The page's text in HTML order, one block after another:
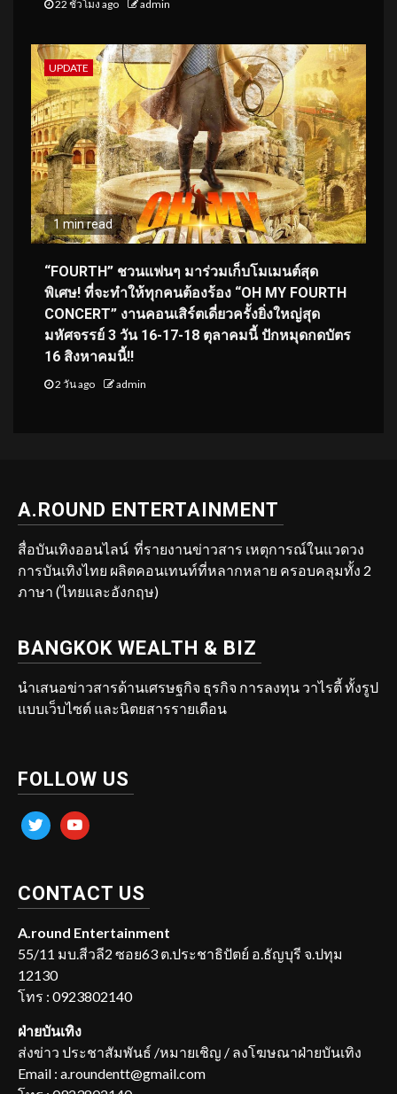
22 ชั่วโมง ago admin
UPDATE
1 min read
“FOURTH” ชวนแฟนๆ มาร่วมเก็บโมเมนต์สุด
พิเศษ! ที่จะทำให้ทุกคนต้องร้อง “OH MY FOURTH
CONCERT” งานคอนเสิร์ตเดี่ยวครั้งยิ่งใหญ่สุด
มหัศจรรย์ 3 วัน 16-17-18 ตุลาคมนี้ ปักหมุดกดบัตร
16 สิงหาคมนี้!!
2 วัน ago admin
A.ROUND ENTERTAINMENT
สื่อบันเทิงออนไลน์ ที่รายงานข่าวสาร เหตุการณ์ในแวดวง
การบันเทิงไทย ผลิตคอนเทนท์ที่หลากหลาย ครอบคลุมทั้ง 2
ภาษา (ไทยและอังกฤษ)
BANGKOK WEALTH & BIZ
นำเสนอข่าวสารด้านเศรษฐกิจ ธุรกิจ การลงทุน วาไรตี้ ทั้งรูป
แบบเว็บไซต์ และนิตยสารรายเดือน
FOLLOW US
twitter youtube
CONTACT US
A.round Entertainment
55/11 มบ.สีวลี2 ซอย63 ต.ประชาธิปัตย์ อ.ธัญบุรี จ.ปทุม
12130
โทร : 0923802140
ฝ่ายบันเทิง
ส่งข่าว ประชาสัมพันธ์ /หมายเชิญ / ลงโฆษณาฝ่ายบันเทิง
Email : a.roundentt@gmail.com